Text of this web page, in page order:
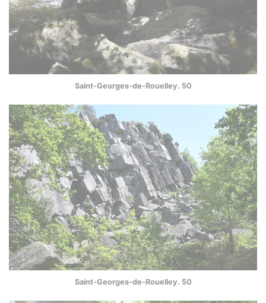
Saint-Georges-de-Rouelley. 50
Saint-Georges-de-Rouelley. 50